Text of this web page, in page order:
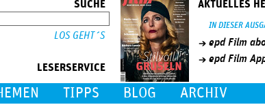
SUCHE
LESERSERVICE
AKTUELLES
IN DIESER
epd Film
epd Film
TIPPS BLOG ARCHIV